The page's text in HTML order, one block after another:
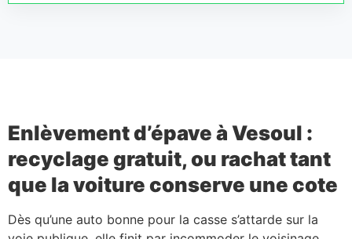
Enlèvement d’épave à Vesoul :
recyclage gratuit, ou rachat tant
que la voiture conserve une cote
Dès qu’une auto bonne pour la casse s’attarde sur la